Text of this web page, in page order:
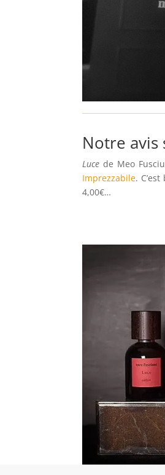
Notre avis
Luce de Meo
Imprezzabile.
4,00€…